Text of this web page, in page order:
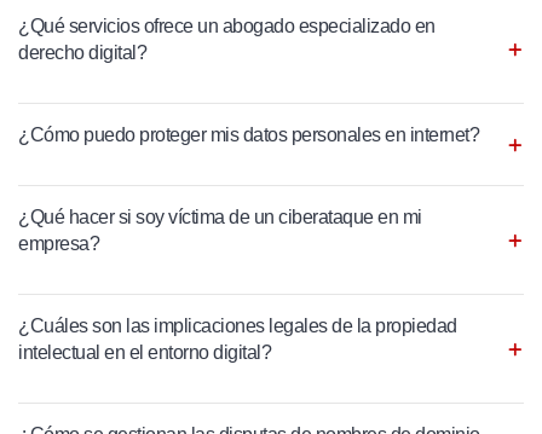
¿Qué servicios ofrece un abogado especializado en
derecho digital?
¿Cómo puedo proteger mis datos personales en internet?
¿Qué hacer si soy víctima de un ciberataque en mi
empresa?
¿Cuáles son las implicaciones legales de la propiedad
intelectual en el entorno digital?